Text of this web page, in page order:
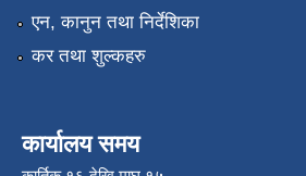
एन, कानुन तथा निर्देशिका
कर तथा शुल्कहरु
कार्यालय समय